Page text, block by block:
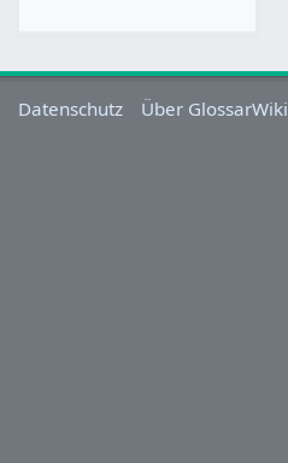
Datenschutz Über GlossarWiki